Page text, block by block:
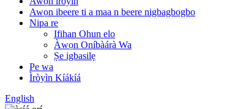
Awọn ibeere ti a maa n beere nigbagbogbo
Nipa re
Ifihan Ohun elo
Àwọn Oníbàárà Wa
Ṣe igbasilẹ
Pe wa
Ìròyìn Kíákíá
English